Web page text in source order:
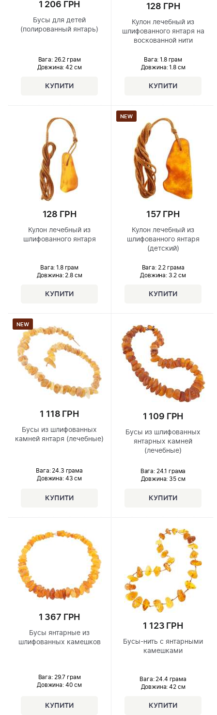
1 206 ГРН
Бусы для детей
(полированный янтарь)
Вага: 26.2 грам
Довжина: 42 см
128 ГРН
Кулон лечебный из
шлифованного янтаря на
воскованной нити
Вага: 1.8 грам
Довжина:1.8 см
128 ГРН
Кулон лечебный из
шлифованного янтаря
Вага: 1.8 грам
Довжина:2.8 см
NEW
157 ГРН
Кулон лечебный из
шлифованного янтаря
(детский)
Вага: 2.2 грама
Довжина:3.2 см
NEW
1 118 ГРН
Бусы из шлифованных
камней янтаря (лечебные)
Вага: 24.3 грама
Довжина:43 см
1 109 ГРН
Бусы из шлифованных
янтарных камней
(лечебные)
Вага: 24.1 грама
Довжина: 35 см
1 367 ГРН
Бусы янтарные из
шлифованных камешков
Вага: 29.7 грам
Довжина:40 см
1 123 ГРН
Бусы-нить с янтарными
камешками
Вага: 24.4 грама
Довжина: 42 см